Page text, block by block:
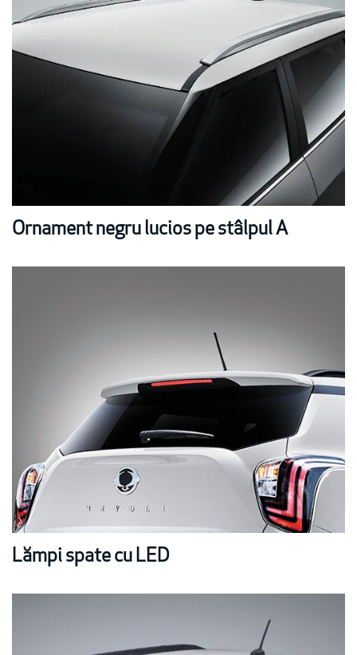
Ornament negru lucios pe stâlpul A
Lămpi spate cu LED